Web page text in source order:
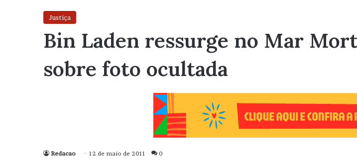
Justiça
Bin Laden ressurge no Mar
sobre foto ocultada
Redacao 12 de maio de 2011 0